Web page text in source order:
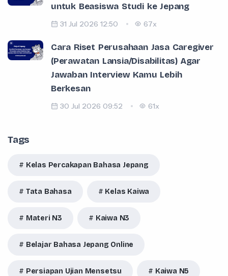
untuk Beasiswa Studi ke Jepang
31 Jul 2026 12:50 67x
Cara Riset Perusahaan Jasa Caregiver
(Perawatan Lansia/Disabilitas) Agar
Jawaban Interview Kamu Lebih
Berkesan
30 Jul 2026 09:52 61x
Tags
Kelas Percakapan Bahasa Jepang
Tata Bahasa Kelas Kaiwa
Materi N3 Kaiwa N3
Belajar Bahasa Jepang Online
Persiapan Ujian Mensetsu Kaiwa N5